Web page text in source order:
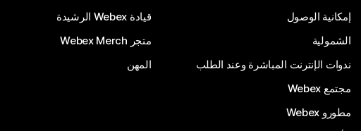
إمكانية الوصول
الشمولية
ندوات الإنترنت المباشرة وعند الطلب
مجتمع Webex
مطورو Webex
قيادة Webex الرشيدة
متجر Webex Merch
المهن